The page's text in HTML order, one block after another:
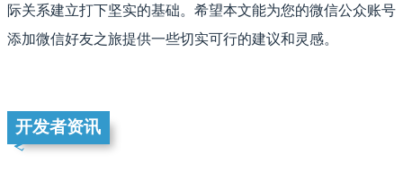
际关系建立打下坚实的基础。希望本文能为您的微信公众账号
添加微信好友之旅提供一些切实可行的建议和灵感。
开发者资讯